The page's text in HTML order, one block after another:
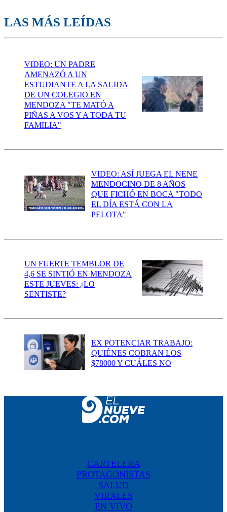
LAS MÁS LEÍDAS
VIDEO: UN PADRE
AMENAZÓ A UN
ESTUDIANTE A LA SALIDA
DE UN COLEGIO EN
MENDOZA "TE MATÓ A
PIÑAS A VOS Y A TODA TU
FAMILIA"
VIDEO: ASÍ JUEGA EL NENE
MENDOCINO DE 8 AÑOS
QUE FICHÓ EN BOCA "TODO
EL DÍA ESTÁ CON LA
PELOTA"
UN FUERTE TEMBLOR DE
4,6 SE SINTIÓ EN MENDOZA
ESTE JUEVES: ¿LO
SENTISTE?
EX POTENCIAR TRABAJO:
QUIÉNES COBRAN LOS
$78000 Y CUÁLES NO
CARTELERA
PROTAGONISTAS
SALUD
VIRALES
EN VIVO